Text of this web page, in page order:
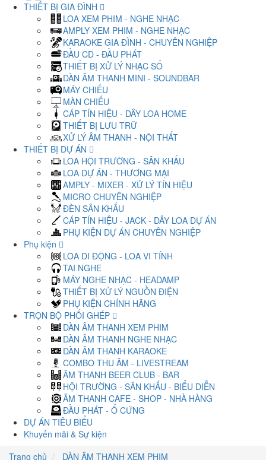
THIẾT BỊ GIA ĐÌNH
LOA XEM PHIM - NGHE NHẠC
AMPLY XEM PHIM - NGHE NHẠC
KARAOKE GIA ĐÌNH - CHUYÊN NGHIỆP
ĐẦU CD - ĐẦU PHÁT
THIẾT BỊ XỬ LÝ NHẠC SỐ
DÀN ÂM THANH MINI - SOUNDBAR
MÁY CHIẾU
MÀN CHIẾU
CÁP TÍN HIỆU - DÂY LOA HOME
THIẾT BỊ LƯU TRỮ
XỬ LÝ ÂM THANH - NỘI THẤT
THIẾT BỊ DỰ ÁN
LOA HỘI TRƯỜNG - SÂN KHẤU
LOA DỰ ÁN - THƯƠNG MẠI
AMPLY - MIXER - XỬ LÝ TÍN HIỆU
MICRO CHUYÊN NGHIỆP
ĐÈN SÂN KHẤU
CÁP TÍN HIỆU - JACK - DÂY LOA DỰ ÁN
PHỤ KIỆN DỰ ÁN CHUYÊN NGHIỆP
Phụ kiện
LOA DI ĐỘNG - LOA VI TÍNH
TAI NGHE
MÁY NGHE NHẠC - HEADAMP
THIẾT BỊ XỬ LÝ NGUỒN ĐIỆN
PHỤ KIỆN CHÍNH HÃNG
TRỌN BỘ PHỐI GHÉP
DÀN ÂM THANH XEM PHIM
DÀN ÂM THANH NGHE NHẠC
DÀN ÂM THANH KARAOKE
COMBO THU ÂM - LIVESTREAM
ÂM THANH BEER CLUB - BAR
HỘI TRƯỜNG - SÂN KHẤU - BIỂU DIỄN
ÂM THANH CAFE - SHOP - NHÀ HÀNG
ĐẦU PHÁT - Ổ CỨNG
DỰ ÁN TIÊU BIỂU
Khuyến mãi & Sự kiện
Trang chủ
DÀN ÂM THANH XEM PHIM